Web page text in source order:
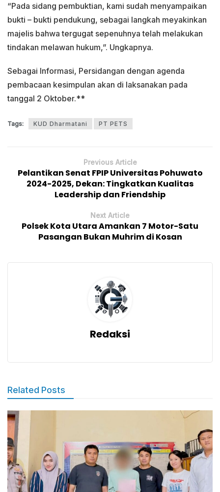
“Pada sidang pembuktian, kami sudah menyampaikan
bukti – bukti pendukung, sebagai langkah meyakinkan
majelis bahwa tergugat sepenuhnya telah melakukan
tindakan melawan hukum,”. Ungkapnya.
Sebagai Informasi, Persidangan dengan agenda
pembacaan kesimpulan akan di laksanakan pada
tanggal 2 Oktober.**
Tags: KUD Dharmatani PT PETS
Previous Article
Pelantikan Senat FPIP Universitas Pohuwato
2024-2025, Dekan: Tingkatkan Kualitas
Leadership dan Friendship
Next Article
Polsek Kota Utara Amankan 7 Motor-Satu
Pasangan Bukan Muhrim di Kosan
Redaksi
Related Posts